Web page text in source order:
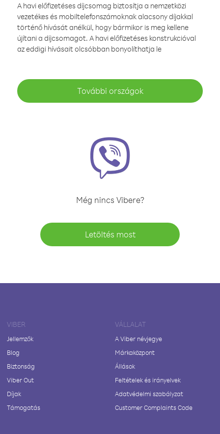
A havi előfizetéses díjcsomag biztosítja a nemzetközi
vezetékes és mobiltelefonszámoknak alacsony díjakkal
történő hívását anélkül, hogy bármikor is meg kellene
újítani a díjcsomagot. A havi előfizetéses konstrukcióval
az eddigi hívásait olcsóbban bonyolíthatja le
További országok
Még nincs Vibere?
Letöltés most
VIBER
Jellemzők
Blog
Biztonság
Viber Out
Díjak
Támogatás
VÁLLALAT
A Viber névjegye
Márkaközpont
Állások
Feltételek és irányelvek
Adatvédelmi szabályzat
Customer Complaints Code